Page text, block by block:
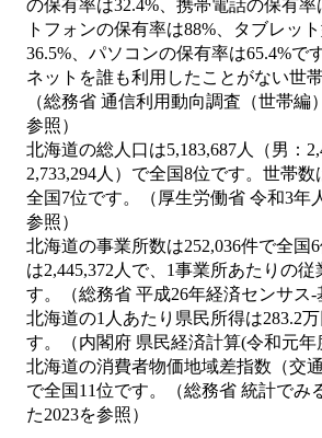
の保有率は32.4%、携帯電話の保有率
トフォンの保有率は88%、タブレッ
36.5%、パソコンの保有率は65.4%で
ネットを誰も利用したことがない世帯
（総務省 通信利用動向調査（世帯編
参照）
北海道の総人口は5,183,687人（男：
2,733,294人）で全国8位です。世帯数
全国7位です。（厚生労働省 令和3年
参照）
北海道の事業所数は252,036件で全国
は2,445,372人で、1事業所あたりの
す。（総務省 平成26年経済センサス‐
北海道の1人あたり県民所得は283.2
す。（内閣府 県民経済計算(令和元年
北海道の消費者物価地域差指数（交
で全国11位です。（総務省 統計でみ
た2023を参照）